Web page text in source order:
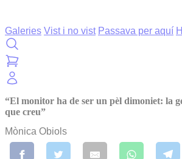
Galeries Vist i no vist Passava per aquí
“El monitor ha de ser un pèl dimoniet: la
que creu”
Mònica Obiols